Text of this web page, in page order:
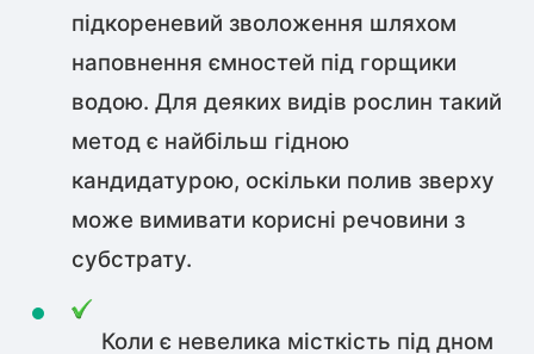
підкореневий зволоження шляхом
наповнення ємностей під горщики
водою. Для деяких видів рослин такий
метод є найбільш гідною
кандидатурою, оскільки полив зверху
може вимивати корисні речовини з
субстрату.
Коли є невелика місткість під дном